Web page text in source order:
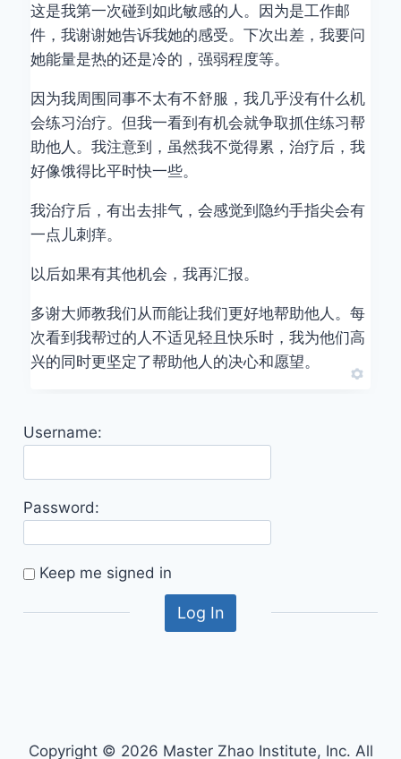
这是我第一次碰到如此敏感的人。因为是工作邮
件，我谢谢她告诉我她的感受。下次出差，我要问
她能量是热的还是冷的，强弱程度等。
因为我周围同事不太有不舒服，我几乎没有什么机
会练习治疗。但我一看到有机会就争取抓住练习帮
助他人。我注意到，虽然我不觉得累，治疗后，我
好像饿得比平时快一些。
我治疗后，有出去排气，会感觉到隐约手指尖会有
一点儿刺痒。
以后如果有其他机会，我再汇报。
多谢大师教我们从而能让我们更好地帮助他人。每
次看到我帮过的人不适见轻且快乐时，我为他们高
兴的同时更坚定了帮助他人的决心和愿望。
Username:
Password:
Keep me signed in
Log In
Copyright © 2026 Master Zhao Institute, Inc. All